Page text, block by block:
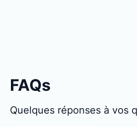
FAQs
Quelques réponses à vos